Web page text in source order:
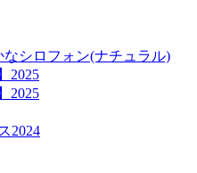
なシロフォン(ナチュラル)
2025
2025
2024